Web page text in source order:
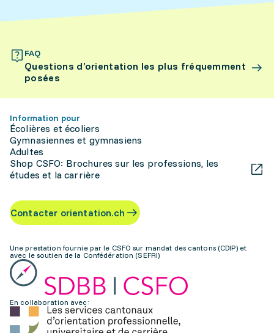
FAQ
Questions d’orientation les plus fréquemment
posées
Information pour
Écolières et écoliers
Gymnasiennes et gymnasiens
Adultes
Shop CSFO: Brochures sur les professions, les
études et la carrière
Contacter orientation.ch
Une prestation fournie par le CSFO sur mandat des cantons (CDIP) et
avec le soutien de la Confédération (SEFRI)
En collaboration avec: